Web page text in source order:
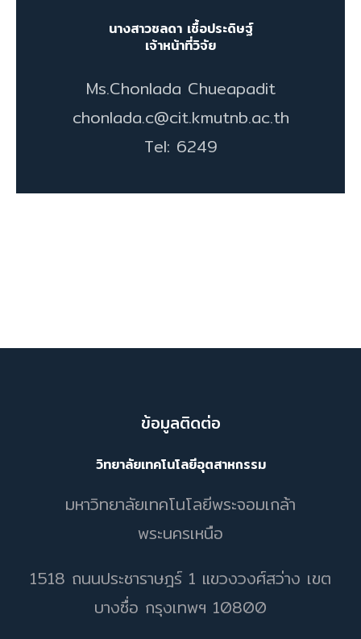
นางสาวชลดา เชื้อประดิษฐ์
เจ้าหน้าที่วิจัย
Ms.Chonlada Chueapadit
chonlada.c@cit.kmutnb.ac.th
Tel: 6249
ข้อมูลติดต่อ
วิทยาลัยเทคโนโลยีอุตสาหกรรม
มหาวิทยาลัยเทคโนโลยีพระจอมเกล้า
พระนครเหนือ
1518 ถนนประชาราษฎร์ 1 แขวงวงศ์สว่าง เขต
บางซื่อ กรุงเทพฯ 10800